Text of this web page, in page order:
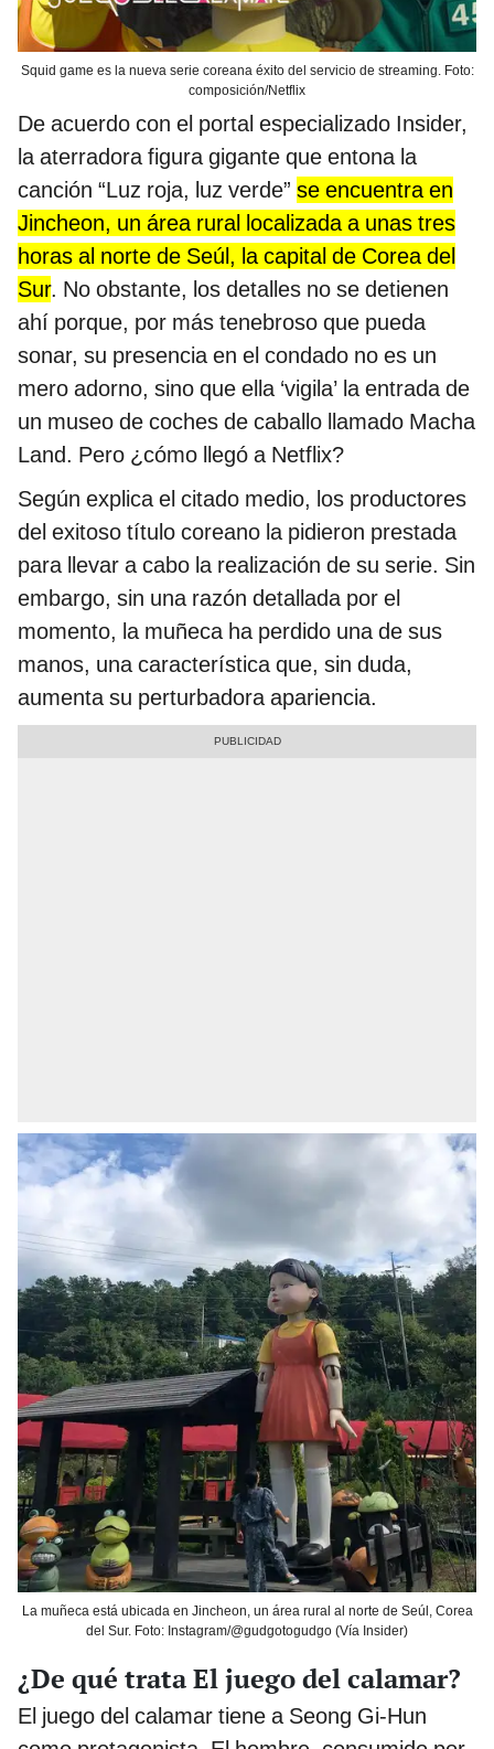
Squid game es la nueva serie coreana éxito del servicio de streaming. Foto:
composición/Netflix
De acuerdo con el portal especializado Insider,
la aterradora figura gigante que entona la
canción “Luz roja, luz verde” se encuentra en
Jincheon, un área rural localizada a unas tres
horas al norte de Seúl, la capital de Corea del
Sur. No obstante, los detalles no se detienen
ahí porque, por más tenebroso que pueda
sonar, su presencia en el condado no es un
mero adorno, sino que ella ‘vigila’ la entrada de
un museo de coches de caballo llamado Macha
Land. Pero ¿cómo llegó a Netflix?
Según explica el citado medio, los productores
del exitoso título coreano la pidieron prestada
para llevar a cabo la realización de su serie. Sin
embargo, sin una razón detallada por el
momento, la muñeca ha perdido una de sus
manos, una característica que, sin duda,
aumenta su perturbadora apariencia.
La muñeca está ubicada en Jincheon, un área rural al norte de Seúl, Corea
del Sur. Foto: Instagram/@gudgotogudgo (Vía Insider)
¿De qué trata El juego del calamar?
El juego del calamar tiene a Seong Gi-Hun